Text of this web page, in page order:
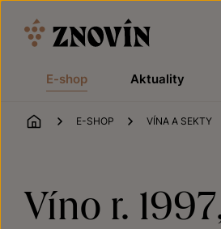
E-shop Aktuality
ÚVOD
E-SHOP VÍNA A SEKTY
Víno r.